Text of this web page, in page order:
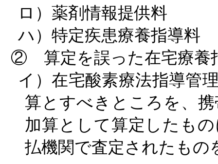
ロ）薬剤情報提供料
ハ）特定疾患療養指導料
② 算定を誤った在宅療養
イ）在宅酸素療法指導管
算とすべきところを、
加算として算定したも
払機関で査定されたもの